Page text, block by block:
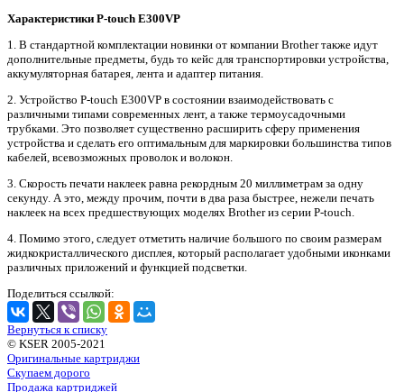
Характеристики P-touch E300VP
1. В стандартной комплектации новинки от компании Brother также идут
дополнительные предметы, будь то кейс для транспортировки устройства,
аккумуляторная батарея, лента и адаптер питания.
2. Устройство P-touch E300VP в состоянии взаимодействовать с
различными типами современных лент, а также термоусадочными
трубками. Это позволяет существенно расширить сферу применения
устройства и сделать его оптимальным для маркировки большинства типов
кабелей, всевозможных проволок и волокон.
3. Скорость печати наклеек равна рекордным 20 миллиметрам за одну
секунду. А это, между прочим, почти в два раза быстрее, нежели печать
наклеек на всех предшествующих моделях Brother из серии P-touch.
4. Помимо этого, следует отметить наличие большого по своим размерам
жидкокристаллического дисплея, который располагает удобными иконками
различных приложений и функцией подсветки.
Поделиться ссылкой:
Вернуться к списку
© KSER 2005-2021
Оригинальные картриджи
Скупаем дорого
Продажа картриджей